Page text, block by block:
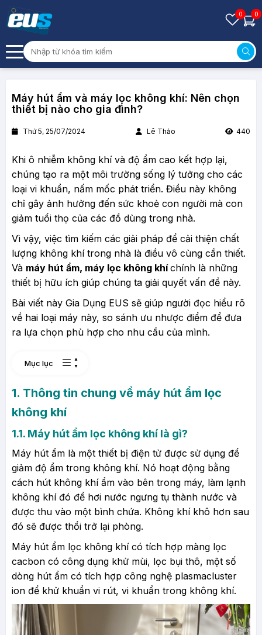
0 0
Máy hút ẩm và máy lọc không khí: Nên chọn
thiết bị nào cho gia đình?
Thứ 5, 25/07/2024 Lê Thảo 440
Khi ô nhiễm không khí và độ ẩm cao kết hợp lại,
chúng tạo ra một môi trường sống lý tưởng cho các
loại vi khuẩn, nấm mốc phát triển. Điều này không
chỉ gây ảnh hưởng đến sức khoẻ con người mà con
giảm tuổi thọ của các đồ dùng trong nhà.
Vì vậy, việc tìm kiếm các giải pháp để cải thiện chất
lượng không khí trong nhà là điều vô cùng cần thiết.
Và máy hút ẩm, máy lọc không khíchính là những
thiết bị hữu ích giúp chúng ta giải quyết vấn đề này.
Bài viết này Gia Dụng EUS sẽ giúp người đọc hiểu rõ
về hai loại máy này, so sánh ưu nhược điểm để đưa
ra lựa chọn phù hợp cho nhu cầu của mình.
Mục lục
1. Thông tin chung về máy hút ẩm lọc
không khí
1.1. Máy hút ẩm lọc không khí là gì?
Máy hút ẩm là một thiết bị điện tử được sử dụng để
giảm độ ẩm trong không khí. Nó hoạt động bằng
cách hút không khí ẩm vào bên trong máy, làm lạnh
không khí đó để hơi nước ngưng tụ thành nước và
được thu vào một bình chứa. Không khí khô hơn sau
đó sẽ được thổi trở lại phòng.
Máy hút ẩm lọc không khí có tích hợp màng lọc
cacbon có công dụng khử mùi, lọc bụi thô, một số
dòng hút ẩm có tích hợp công nghệ plasmacluster
ion để khử khuẩn vi rút, vi khuẩn trong không khí.